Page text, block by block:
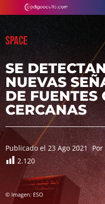
SPACE
SE
NUEVAS
DE FUENTES
CERCANAS
Publicado el 23 Ago 2021 Por
2.120
© Imagen: ESO